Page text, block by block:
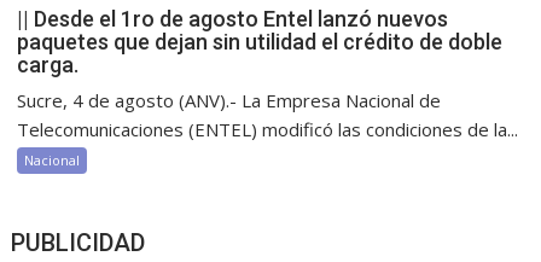
|| Desde el 1ro de agosto Entel lanzó nuevos
paquetes que dejan sin utilidad el crédito de doble
carga.
Sucre, 4 de agosto (ANV).- La Empresa Nacional de
Telecomunicaciones (ENTEL) modificó las condiciones de la...
Nacional
PUBLICIDAD